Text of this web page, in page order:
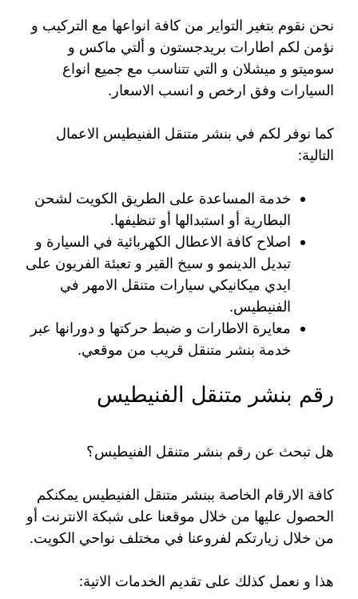
نحن نقوم بتغير التواير من كافة انواعها مع التركيب و
نؤمن لكم اطارات بريدجستون و ألتي ماكس و
سوميتو و ميشلان و التي تتناسب مع جميع انواع
السيارات وفق ارخص و انسب الاسعار.
كما نوفر لكم في بنشر متنقل الفنيطيس الاعمال
التالية:
خدمة المساعدة على الطريق الكويت لشحن
البطارية أو استبدالها أو تنظيفها.
اصلاح كافة الاعطال الكهربائية في السيارة و
تبديل الدينمو و سيخ القير و تعبئة الفريون على
ايدي ميكانيكي سيارات متنقل الامهر في
الفنيطيس.
معايرة الاطارات و ضبط حركتها و دورانها عبر
خدمة بنشر متنقل قريب من موقعي.
رقم بنشر متنقل الفنيطيس
هل تبحث عن رقم بنشر متنقل الفنيطيس؟
كافة الارقام الخاصة ببنشر متنقل الفنيطيس يمكنكم
الحصول عليها من خلال موقعنا على شبكة الانترنت أو
من خلال زيارتكم لفروعنا في مختلف نواحي الكويت.
هذا و نعمل كذلك على تقديم الخدمات الاتية: